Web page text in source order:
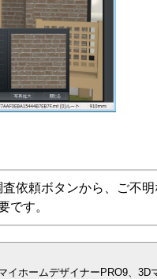
依頼ボタンから、ご不明
です。
ホームデザイナーPRO9、3D